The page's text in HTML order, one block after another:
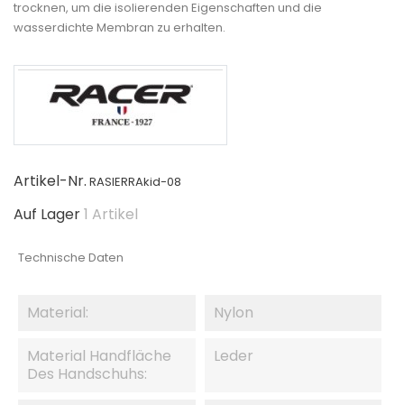
trocknen, um die isolierenden Eigenschaften und die
wasserdichte Membran zu erhalten.
Artikel-Nr. RASIERRAkid-08
Auf Lager1 Artikel
Technische Daten
Material: Nylon
Material Handfläche
Des Handschuhs:
Leder